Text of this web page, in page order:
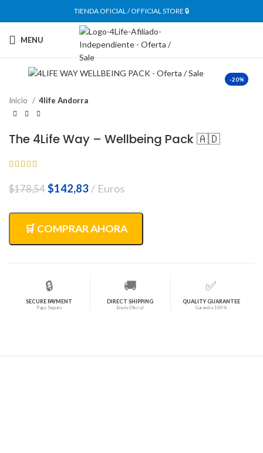
TIENDA OFICIAL / OFFICIAL STORE 🔒
MENU
-20%
Inicio 4life Andorra
The 4Life Way – Wellbeing Pack 🇦🇩
$178,54 El
original
era:
$178,54.
$142,83El
actual
es:
$142,83.
Euros
🛒 COMPRAR AHORA
🔒
SECURE PAYMENT
Pago Seguro
🚚
DIRECT SHIPPING
Envío Oficial
✅
QUALITY GUARANTEE
Garantía 100%